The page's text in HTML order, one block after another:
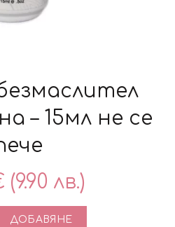
– 15мл не се
(9.90 лв.)
за Bonder-обезмаслител
ДОБАВЯНЕ